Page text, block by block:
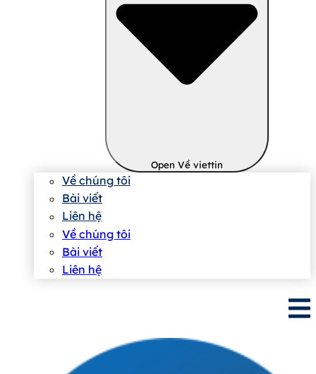
Open Về viettin
Về chúng tôi
Bài viết
Liên hệ
Về chúng tôi
Bài viết
Liên hệ